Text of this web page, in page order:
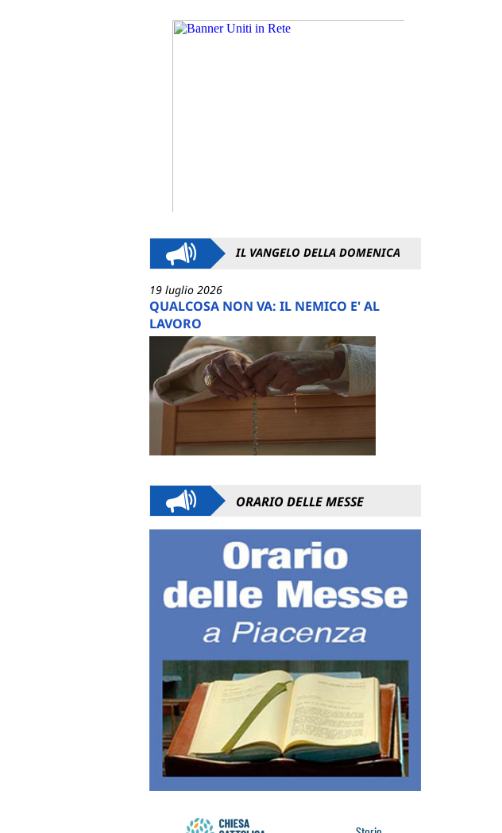
IL VANGELO DELLA DOMENICA
19 luglio 2026
QUALCOSA NON VA: IL NEMICO E' AL
LAVORO
ORARIO DELLE MESSE